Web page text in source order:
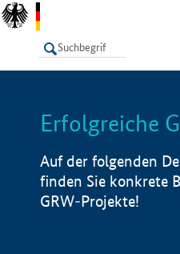
LISTE
Erfolgreiche
Auf der folgenden
finden Sie konkrete
GRW-Projekte!